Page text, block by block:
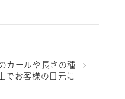
カールや長さの種
でお客様の目元に